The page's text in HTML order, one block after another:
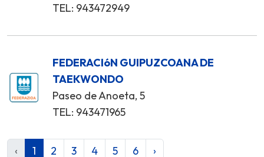
TEL: 943472949
FEDERACIóN GUIPUZCOANA DE
TAEKWONDO
Paseo de Anoeta, 5
TEL: 943471965
‹ 1 2 3 4 5 6 ›